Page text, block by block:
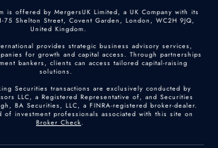
is offered by MergersUK Limited, a UK Company with its
Shelton Street, Covent Garden, London, WC2H 9JQ,
United Kingdom.
provides strategic business advisory services,
for growth and capital access. Through partnerships
bankers, clients can access tailored capital-raising
solutions.
Securities transactions are exclusively conducted by
LLC, a Registered Representative of, and Securities
BA Securities, LLC, a FINRA-registered broker-dealer.
of investment professionals associated with this site on
Broker Check.